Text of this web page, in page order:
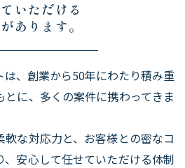
いただける
あります。
、創業から50年にわたり積み重
に、多くの案件に携わってきま
な対応力と、お客様との密なコ
、安心して任せていただける体制